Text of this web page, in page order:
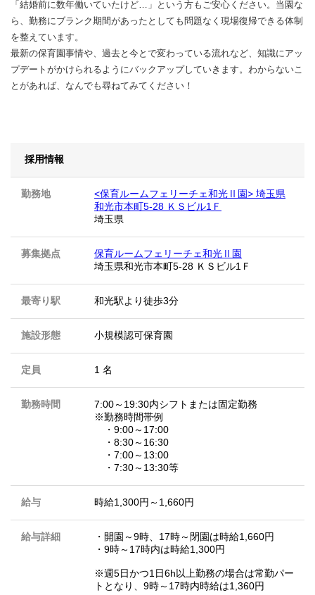
「結婚前に数年働いていたけど…」という方もご安心ください。当園な
ら、勤務にブランク期間があったとしても問題なく現場復帰できる体制
を整えています。
最新の保育園事情や、過去と今とで変わっている流れなど、知識にアッ
プデートがかけられるようにバックアップしていきます。わからないこ
とがあれば、なんでも尋ねてみてください！
採用情報
勤務地
<保育ルームフェリーチェ和光Ⅱ園> 埼玉県
和光市本町5-28 ＫＳビル1Ｆ
埼玉県
募集拠点
保育ルームフェリーチェ和光Ⅱ園
埼玉県和光市本町5-28 ＫＳビル1Ｆ
最寄り駅 和光駅より徒歩3分
施設形態 小規模認可保育園
定員 1 名
勤務時間
7:00～19:30内シフトまたは固定勤務
※勤務時間帯例
・9:00～17:00
・8:30～16:30
・7:00～13:00
・7:30～13:30等
給与 時給1,300円～1,660円
給与詳細
・開園～9時、17時～閉園は時給1,660円
・9時～17時内は時給1,300円
※週5日かつ1日6h以上勤務の場合は常勤パー
トとなり、9時～17時内時給は1,360円